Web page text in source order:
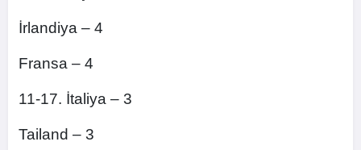
İrlandiya – 4
Fransa – 4
11-17. İtaliya – 3
Tailand – 3